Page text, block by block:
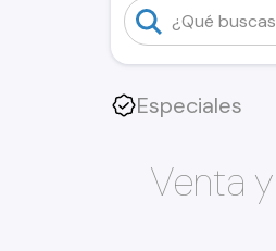
Especiales
Venta